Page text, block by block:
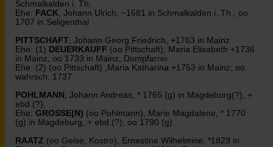
Schmalkalden i. Th.
Ehe: FACK, Johann Ulrich, ~1681 in Schmalkalden i. Th.; oo
1707 in Seligenthal
PITTSCHAFT, Johann Georg Friedrich, +1763 in Mainz
Ehe: (1) DEUERKAUFF (oo Pittschaft), Maria Elisabeth +1736
in Mainz; oo 1733 in Mainz, Dompfarrei
Ehe :(2) (oo Pittschaft) ,Maria Katharina +1753 in Mainz; oo
wahrsch. 1737
POHLMANN , Johann Andreas, * 1765 (g) in Magdeburg(?), +
ebd.(?),
Ehe: GROSSE(N) (oo Pohlmann), Marie Magdalene, * 1770
(g) in Magdeburg, + ebd.(?); oo 1790 (g)
RAATZ (oo Geise, Kostro), Ernestine Wilhelmine, *1829 in